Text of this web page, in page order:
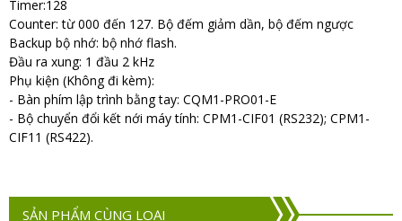
Timer:128
Counter: từ 000 đến 127. Bộ đếm giảm dần, bộ đếm ngược
Backup bộ nhớ: bộ nhớ flash.
Đầu ra xung: 1 đầu 2 kHz
Phụ kiện (Không đi kèm):
- Bàn phím lập trình bằng tay: CQM1-PRO01-E
- Bộ chuyển đổi kết nới máy tính: CPM1-CIF01 (RS232); CPM1-
CIF11 (RS422).
SẢN PHẨM CÙNG LOẠI